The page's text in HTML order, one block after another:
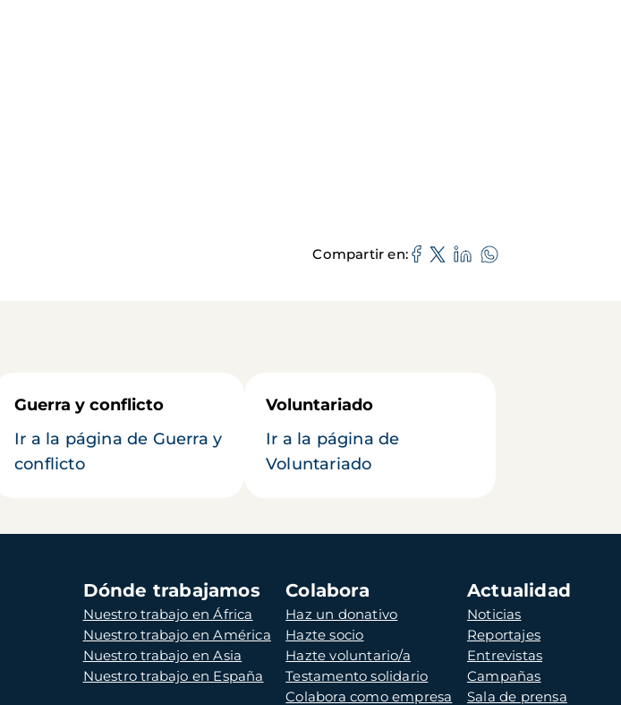
Compartir en
Guerra y conflicto
Ir a la página de Guerra y
conflicto
Voluntariado
Ir a la página de
Voluntariado
Dónde trabajamos
Nuestro trabajo en África
Nuestro trabajo en América
Nuestro trabajo en Asia
Nuestro trabajo en España
Colabora
Haz un donativo
Hazte socio
Hazte voluntario/a
Testamento solidario
Colabora como empresa
Actualidad
Noticias
Reportajes
Entrevistas
Campañas
Sala de prensa